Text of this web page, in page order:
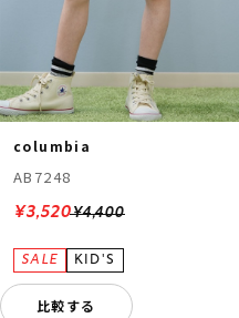
columbia
AB7248
¥4,400
¥3,520
比較する